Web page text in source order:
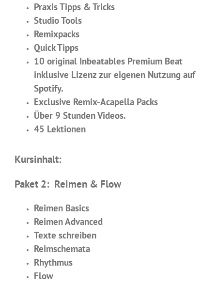
Praxis Tipps & Tricks
Studio Tools
Remixpacks
Quick Tipps
10 original Inbeatables Premium Beat
inklusive Lizenz zur eigenen Nutzung auf
Spotify.
Exclusive Remix-Acapella Packs
Über 9 Stunden Videos.
45 Lektionen
Kursinhalt:
Paket 2: Reimen & Flow
Reimen Basics
Reimen Advanced
Texte schreiben
Reimschemata
Rhythmus
Flow